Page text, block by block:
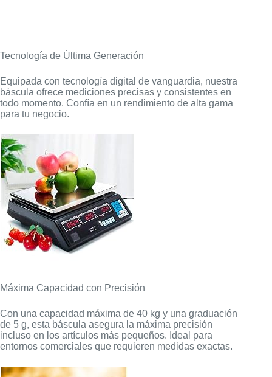
Tecnología de Última Generación
Equipada con tecnología digital de vanguardia, nuestra
báscula ofrece mediciones precisas y consistentes en
todo momento. Confía en un rendimiento de alta gama
para tu negocio.
Máxima Capacidad con Precisión
Con una capacidad máxima de 40 kg y una graduación
de 5 g, esta báscula asegura la máxima precisión
incluso en los artículos más pequeños. Ideal para
entornos comerciales que requieren medidas exactas.